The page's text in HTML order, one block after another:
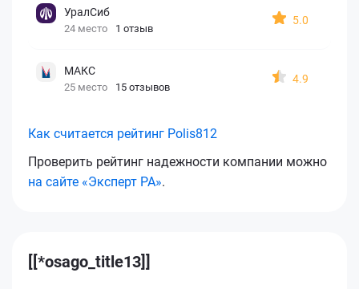
УралСиб
24 место 1 отзыв
5.0
МАКС
25 место 15 отзывов
4.9
Как считается рейтинг Polis812
Проверить рейтинг надежности компании можно
на сайте «Эксперт РА».
[[*osago_title13]]